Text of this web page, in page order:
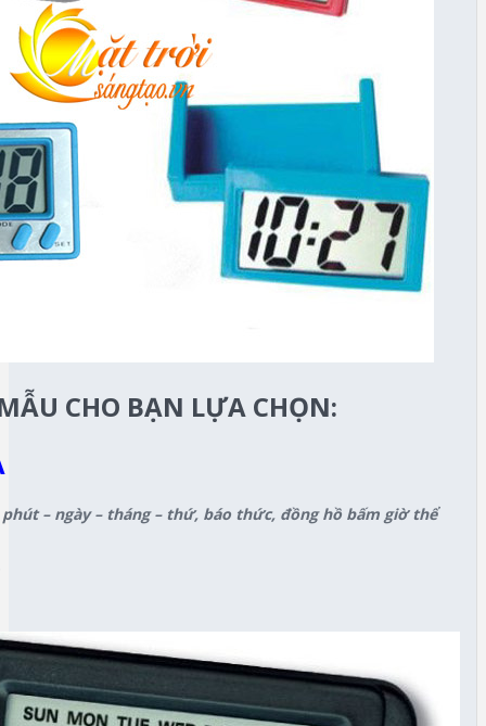
CHO BẠN LỰA CHỌN:
– ngày – tháng – thứ, báo thức, đồng hồ bấm giờ thể